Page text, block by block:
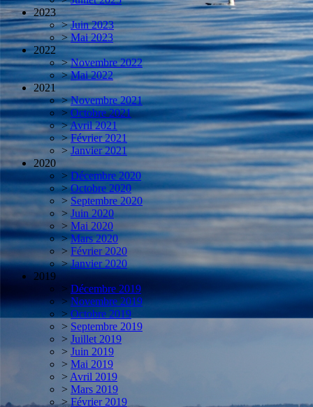
2023
> Juin 2023
> Mai 2023
2022
> Novembre 2022
> Mai 2022
2021
> Novembre 2021
> Octobre 2021
>Avril 2021
> Février 2021
> Janvier 2021
2020
> Décembre 2020
> Octobre 2020
> Septembre 2020
> Juin 2020
> Mai 2020
> Mars 2020
> Février 2020
> Janvier 2020
2019
> Décembre 2019
> Novembre 2019
> Octobre 2019
> Septembre 2019
> Juillet 2019
> Juin 2019
> Mai 2019
> Avril 2019
> Mars 2019
> Février 2019